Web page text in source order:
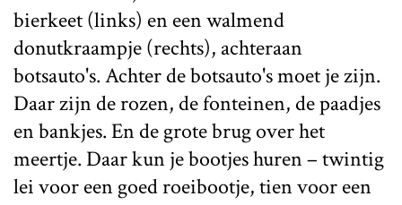
bierkeet (links) en een walmend
donutkraampje (rechts), achteraan
botsauto's. Achter de botsauto's moet je zijn.
Daar zijn de rozen, de fonteinen, de paadjes
en bankjes. En de grote brug over het
meertje. Daar kun je bootjes huren – twintig
lei voor een goed roeibootje, tien voor een